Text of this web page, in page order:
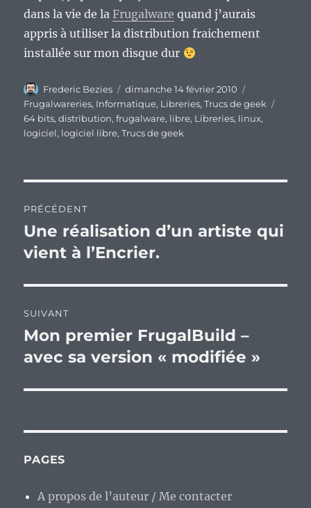
dans la vie de laFrugalware quand j’aurais
appris à utiliser la distribution fraichement
installée sur mon disque dur
Auteur
Frederic Bezies
Publié
le
dimanche 14 février 2010
Frugalwareries, Informatique, Libreries,Trucs de geek
64 bits,distribution,frugalware, libre, Libreries, linux,
logiciel, logiciel libre,Trucs de geek
de
l’article
PRÉCÉDENT
Publication
précédente :
Une réalisation d’un artiste qui
vient à l’Encrier.
SUIVANT
Publication
suivante :
Mon premier FrugalBuild –
avec sa version « modifiée »
PAGES
A propos de l’auteur / Me contacter